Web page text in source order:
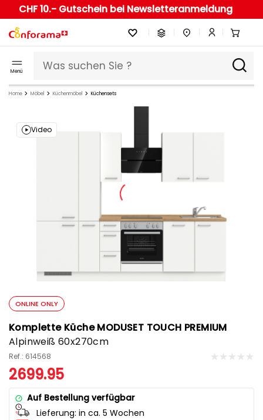
CHF 10.- Gutschein bei Newsletteranmeldung
Menü
Home Möbel Küchenmöbel Küchensets
Video
ONLINE ONLY
Komplette Küche MODUSET TOUCH PREMIUM
Alpinweiß 60x270cm
Ref.: 614568
2699.95
Auf Bestellung verfügbar
Lieferung: in ca. 5 Wochen